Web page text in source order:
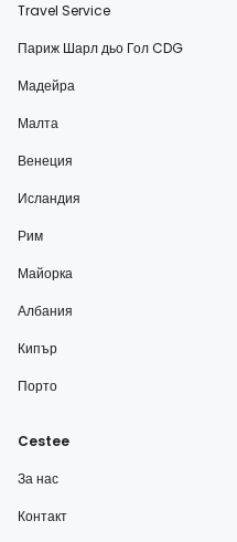
Travel Service
Париж Шарл дьо Гол CDG
Мадейра
Малта
Венеция
Исландия
Рим
Майорка
Албания
Кипър
Порто
Cestee
За нас
Контакт